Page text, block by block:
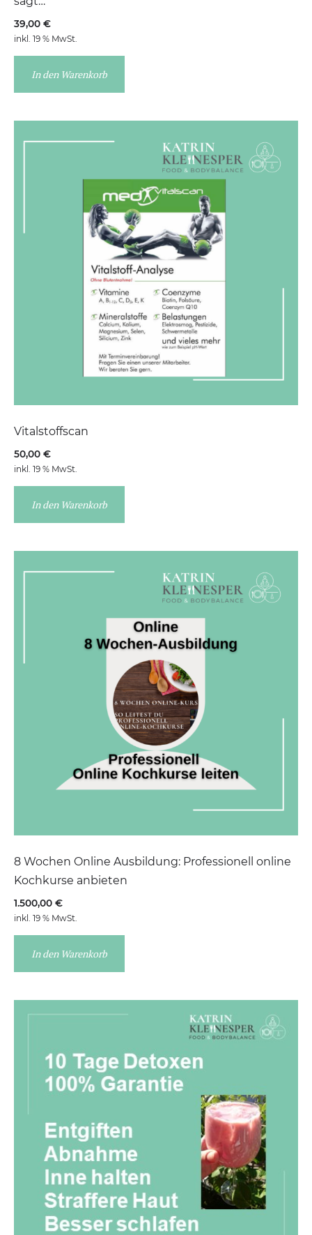
39,00 €
inkl. 19 % MwSt.
In den Warenkorb
Vitalstoffscan
50,00 €
inkl. 19 % MwSt.
In den Warenkorb
8 Wochen Online Ausbildung: Professionell online
Kochkurse anbieten
1.500,00 €
inkl. 19 % MwSt.
In den Warenkorb